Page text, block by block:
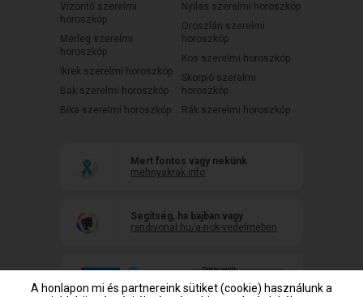
Vízöntő szerelmi
horoszkóp
Mérleg szerelmi
horoszkóp
Ikrek szerelmi horoszkóp
Bak szerelmi horoszkóp
Bika szerelmi horoszkóp
Nyilas szerelmi horoszkóp
Oroszlán szerelmi
horoszkóp
Kos szerelmi horoszkóp
Skorpió szerelmi
horoszkóp
Rák szerelmi horoszkóp
Mert fontos vagy nekünk
mehnyakrak.info
Segítség, ha bajban vagy
randivonal.hu/a-nok-vedelmeben
A honlapon mi és partnereink sütiket (cookie) használunk a